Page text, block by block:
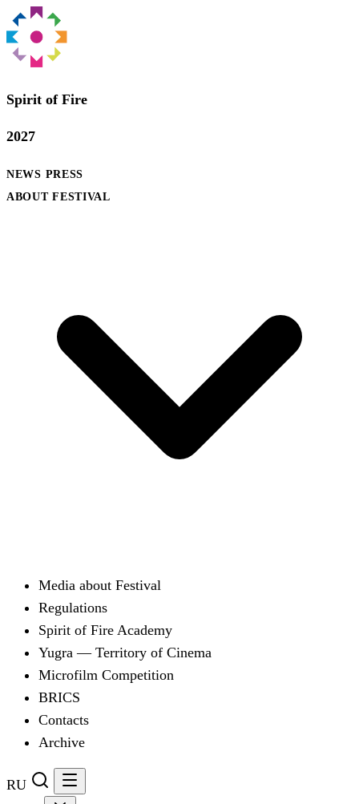
Spirit of Fire
2027
NEWS PRESS
ABOUT FESTIVAL
Media about Festival
Regulations
Spirit of Fire Academy
Yugra — Territory of Cinema
Microfilm Competition
BRICS
Contacts
Archive
RU